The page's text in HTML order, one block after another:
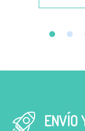
ENVÍO